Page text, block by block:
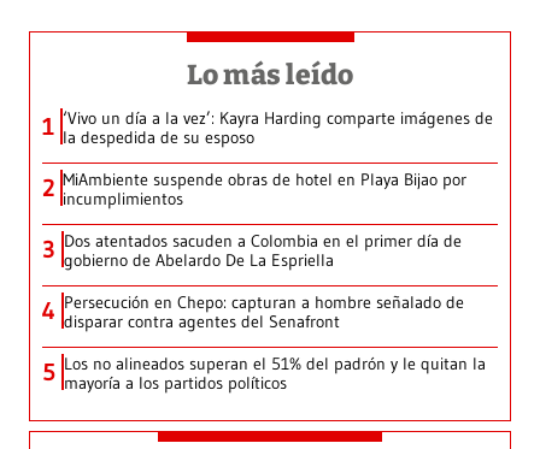
Lo más leído
1 ‘Vivo un día a la vez’: Kayra Harding comparte imágenes de
la despedida de su esposo
2 MiAmbiente suspende obras de hotel en Playa Bijao por
incumplimientos
3 Dos atentados sacuden a Colombia en el primer día de
gobierno de Abelardo De La Espriella
4 Persecución en Chepo: capturan a hombre señalado de
disparar contra agentes del Senafront
5 Los no alineados superan el 51% del padrón y le quitan la
mayoría a los partidos políticos